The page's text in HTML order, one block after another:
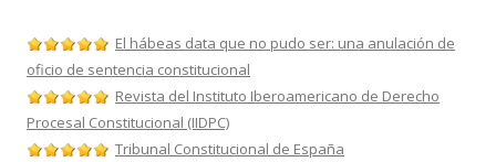
El hábeas data que no pudo ser: una anulación de
oficio de sentencia constitucional
Revista del Instituto Iberoamericano de Derecho
Procesal Constitucional (IIDPC)
Tribunal Constitucional de España